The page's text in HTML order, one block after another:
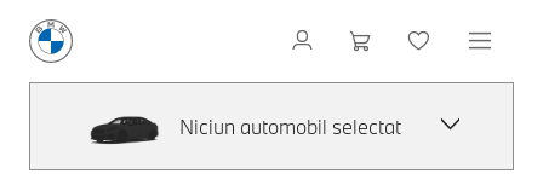
Niciun automobil selectat